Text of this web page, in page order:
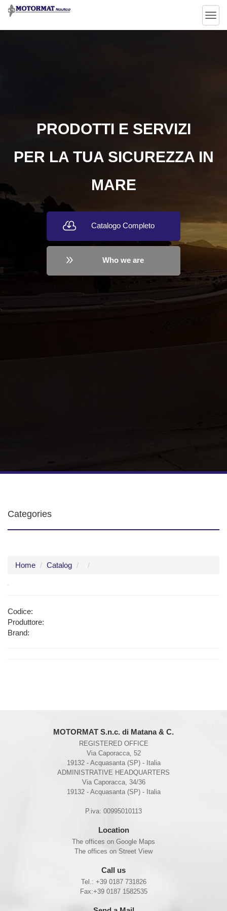
en
PRODOTTI E SERVIZI
PER LA TUA SICUREZZA IN
MARE
Catalogo Completo
Who we are
Categories
Home Catalog
Codice:
Produttore:
Brand:
MOTORMAT S.n.c. di Matana & C.
REGISTERED OFFICE
Via Caporacca, 52
19132 - Acquasanta (SP) - Italia
ADMINISTRATIVE HEADQUARTERS
Via Caporacca, 34/36
19132 - Acquasanta (SP) - Italia
P.iva: 00995010113
Location
The offices on Google Maps
The offices on Street View
Call us
Tel.: +39 0187 731826
Fax:+39 0187 1582535